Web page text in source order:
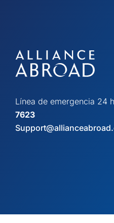
Línea de emergencia 24
7623